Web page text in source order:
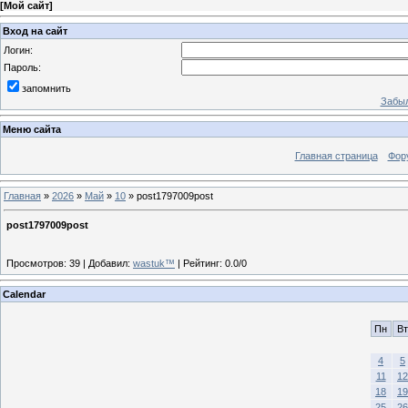
[Мой сайт]
Вход на сайт
Логин:
Пароль:
запомнить
Меню сайта
Главная страница
Главная » 2026 » Май » 10 » post1797009post
post1797009post
Просмотров: 39 | Добавил: wastuk™ | Рейтинг: 0.0/0
Calendar
Пн Вт
4
5
11
12
18
19